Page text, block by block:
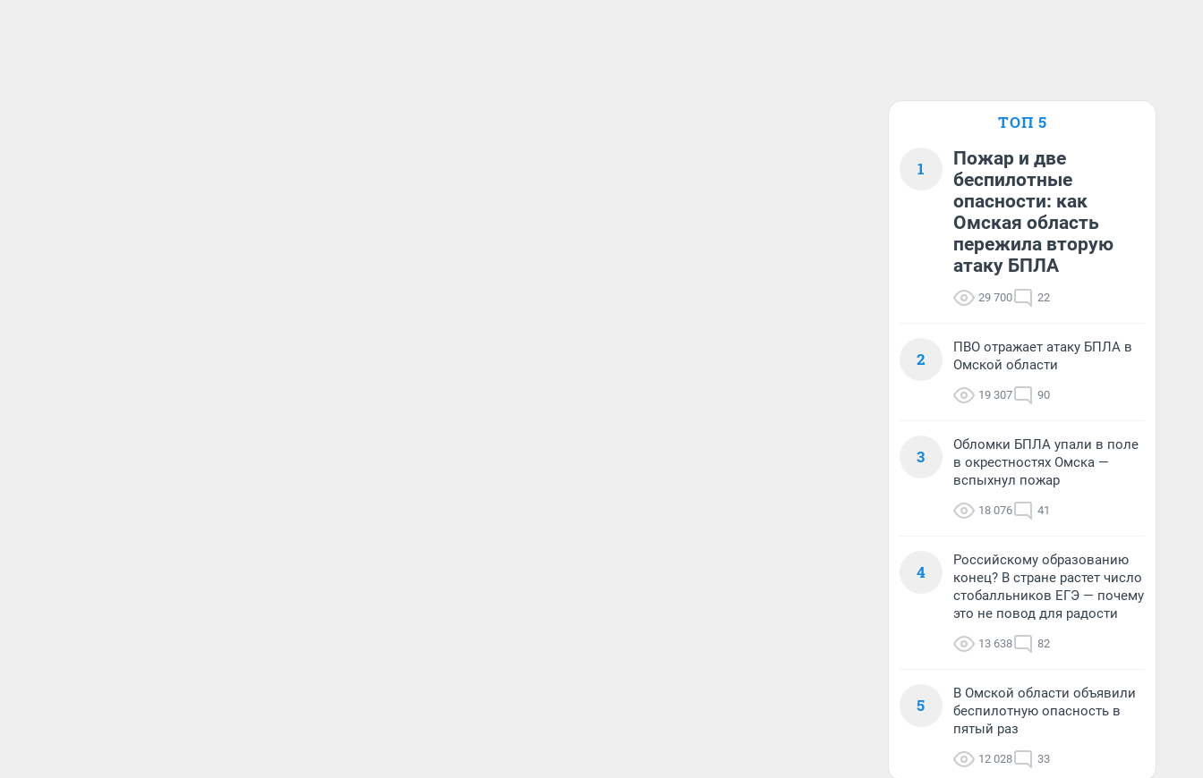
ТОП 5
1
Пожар и две
беспилотные
опасности: как
Омская область
пережила вторую
атаку БПЛА
29 700 22
2
ПВО отражает атаку БПЛА в
Омской области
19 307 90
3
Обломки БПЛА упали в поле
в окрестностях Омска —
вспыхнул пожар
18 076 41
4
Российскому образованию
конец? В стране растет число
стобалльников ЕГЭ — почему
это не повод для радости
13 638 82
5
В Омской области объявили
беспилотную опасность в
пятый раз
12 028 33